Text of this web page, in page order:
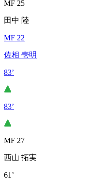
MF 25
田中 陸
MF 22
佐相 壱明
83’
83’
MF 27
西山 拓実
61’